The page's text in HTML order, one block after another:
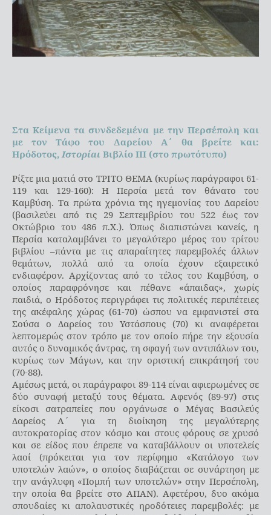
Στα Κείμενα τα συνδεδεμένα με την Περσέπολη και
με τον Τάφο του Δαρείου Α΄ θα βρείτε και:
Ηρόδοτος, Ιστορίαι Βιβλίο ΙΙΙ (στο πρωτότυπο)
Ρίξτε μια ματιά στο ΤΡΙΤΟ ΘΕΜΑ (κυρίως παράγραφοι 61-
119 και 129-160): Η Περσία μετά τον θάνατο του
Καμβύση. Τα πρώτα χρόνια της ηγεμονίας του Δαρείου
(βασιλεύει από τις 29 Σεπτεμβρίου του 522 έως τον
Οκτώβριο του 486 π.Χ.). Όπως διαπιστώνει κανείς, η
Περσία καταλαμβάνει το μεγαλύτερο μέρος του τρίτου
βιβλίου –πάντα με τις απαραίτητες παρεμβολές άλλων
θεμάτων, πολλά από τα οποία έχουν εξαιρετικό
ενδιαφέρον. Αρχίζοντας από το τέλος του Καμβύση, ο
οποίος παραφρόνησε και πέθανε «άπαιδας», χωρίς
παιδιά, ο Ηρόδοτος περιγράφει τις πολιτικές περιπέτειες
της ακέφαλης χώρας (61-70) ώσπου να εμφανιστεί στα
Σούσα ο Δαρείος του Υστάσπους (70) κι αναφέρεται
λεπτομερώς στον τρόπο με τον οποίο πήρε την εξουσία
αυτός ο δυναμικός άντρας, τη σφαγή των αντιπάλων του,
κυρίως των Μάγων, και την οριστική επικράτησή του
(70-88).
Αμέσως μετά, οι παράγραφοι 89-114 είναι αφιερωμένες σε
δύο συναφή μεταξύ τους θέματα. Αφενός (89-97) στις
είκοσι σατραπείες που οργάνωσε ο Μέγας Βασιλεύς
Δαρείος Α΄ για τη διοίκηση της μεγαλύτερης
αυτοκρατορίας στον κόσμο και στους φόρους σε χρυσό
και σε είδος που έπρεπε να καταβάλλουν οι υποτελείς
λαοί (πρόκειται για τον περίφημο «Κατάλογο των
υποτελών λαών», ο οποίος διαβάζεται σε συνάρτηση με
την ανάγλυφη «Πομπή των υποτελών» στην Περσέπολη,
την οποία θα βρείτε στο ΑΠΑΝ). Αφετέρου, δυο ακόμα
σπουδαίες κι απολαυστικές ηροδότειες παρεμβολές: με